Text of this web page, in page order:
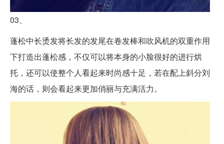
03、
蓬松中长烫发将长发的发尾在卷发棒和吹风机的双重作用
下打造出蓬松感，不仅可以将本身的小脸很好的进行烘
托，还可以使整个人看起来时尚感十足，若在配上斜分刘
海的话，则会看起来更加俏丽与充满活力。